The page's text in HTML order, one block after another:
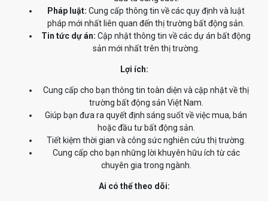
Pháp luật: Cung cấp thông tin về các quy định và luật
pháp mới nhất liên quan đến thị trường bất động sản.
Tin tức dự án: Cập nhật thông tin về các dự án bất động
sản mới nhất trên thị trường.
Lợi ích:
Cung cấp cho bạn thông tin toàn diện và cập nhật về thị
trường bất động sản Việt Nam.
Giúp bạn đưa ra quyết định sáng suốt về việc mua, bán
hoặc đầu tư bất động sản.
Tiết kiệm thời gian và công sức nghiên cứu thị trường.
Cung cấp cho bạn những lời khuyên hữu ích từ các
chuyên gia trong ngành.
Ai có thể theo dõi: